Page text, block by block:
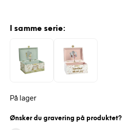
I samme serie:
På lager
Ønsker du gravering på produktet?